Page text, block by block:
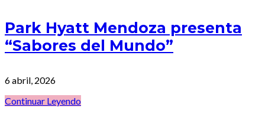
Park Hyatt Mendoza presenta
“Sabores del Mundo”
6 abril, 2026
Continuar Leyendo